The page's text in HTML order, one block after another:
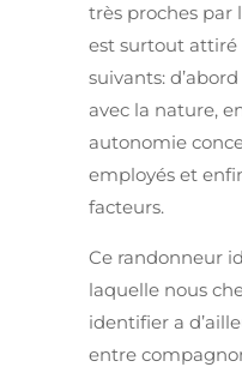
très proches par
est surtout attiré
suivants:
avec la nature,
autonomie
employés et
facteurs.
Ce randonneur
laquelle nous
identifier a
entre